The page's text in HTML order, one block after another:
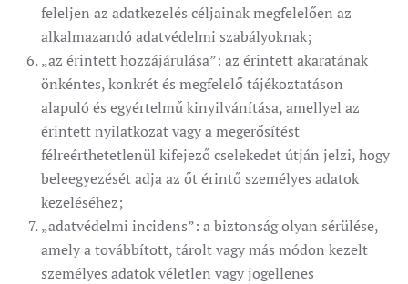
feleljen az adatkezelés céljainak megfelelően az
alkalmazandó adatvédelmi szabályoknak;
„az érintett hozzájárulása”: az érintett akaratának
önkéntes, konkrét és megfelelő tájékoztatáson
alapuló és egyértelmű kinyilvánítása, amellyel az
érintett nyilatkozat vagy a megerősítést
félreérthetetlenül kifejező cselekedet útján jelzi, hogy
beleegyezését adja az őt érintő személyes adatok
kezeléséhez;
„adatvédelmi incidens”: a biztonság olyan sérülése,
amely a továbbított, tárolt vagy más módon kezelt
személyes adatok véletlen vagy jogellenes